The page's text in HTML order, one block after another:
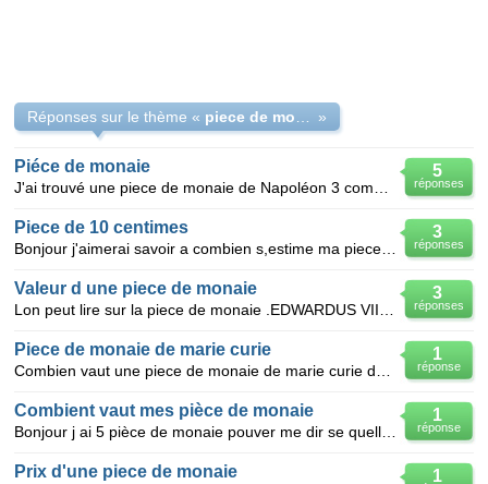
Réponses sur le thème « »
5
réponses
Piéce de monaie
3
réponses
Piece de 10 centimes
3
réponses
Valeur d une piece de monaie
1
réponse
Piece de monaie de marie curie
1
réponse
Combient vaut mes pièce de monaie
1
Prix d'une piece de monaie